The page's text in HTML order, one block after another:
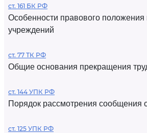
ст. 161 БК РФ
Особенности правового положения
учреждений
ст. 77 ТК РФ
Общие основания прекращения
ст. 144 УПК РФ
Порядок рассмотрения сообщения
ст. 125 УПК РФ